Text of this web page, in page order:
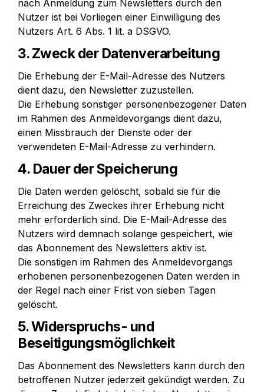
nach Anmeldung zum Newsletters durch den
Nutzer ist bei Vorliegen einer Einwilligung des
Nutzers Art. 6 Abs. 1 lit. a DSGVO.
3. Zweck der Datenverarbeitung
Die Erhebung der E-Mail-Adresse des Nutzers
dient dazu, den Newsletter zuzustellen.
Die Erhebung sonstiger personenbezogener Daten
im Rahmen des Anmeldevorgangs dient dazu,
einen Missbrauch der Dienste oder der
verwendeten E-Mail-Adresse zu verhindern.
4. Dauer der Speicherung
Die Daten werden gelöscht, sobald sie für die
Erreichung des Zweckes ihrer Erhebung nicht
mehr erforderlich sind. Die E-Mail-Adresse des
Nutzers wird demnach solange gespeichert, wie
das Abonnement des Newsletters aktiv ist.
Die sonstigen im Rahmen des Anmeldevorgangs
erhobenen personenbezogenen Daten werden in
der Regel nach einer Frist von sieben Tagen
gelöscht.
5. Widerspruchs- und
Beseitigungsmöglichkeit
Das Abonnement des Newsletters kann durch den
betroffenen Nutzer jederzeit gekündigt werden. Zu